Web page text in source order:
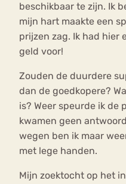
beschikbaar te zijn. Ik
mijn hart maakte een
prijzen zag. Ik had hier
geld voor!
Zouden de duurdere
dan de goedkopere?
is? Weer speurde ik de
kwamen geen
wegen ben ik maar
met lege handen.
Mijn zoektocht op het